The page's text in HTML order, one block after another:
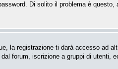
Di solito il problema è questo,
la registrazione ti darà accesso ad
forum, iscrizione a gruppi di utenti,